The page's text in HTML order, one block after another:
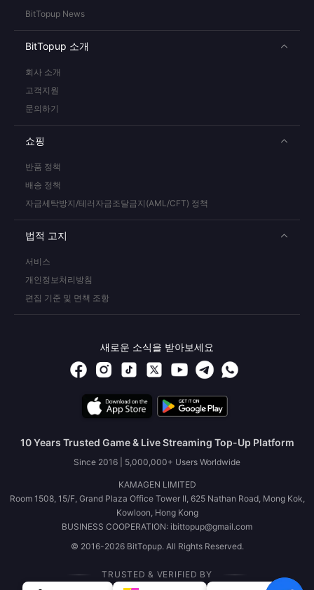
BitTopup News
BitTopup 소개
회사 소개
고객지원
문의하기
쇼핑
반품 정책
배송 정책
자금세탁방지/테러자금조달금지(AML/CFT) 정책
법적 고지
서비스
개인정보처리방침
편집 기준 및 면책 조항
새로운 소식을 받아보세요
10 Years Trusted Game & Live Streaming Top-Up Platform
Since 2016 | 5,000,000+ Users Worldwide
KAMAGEN LIMITED
Room 1508, 15/F, Grand Plaza Office Tower II, 625 Nathan Road, Mong Kok,
Kowloon, Hong Kong
BUSINESS COOPERATION: ibittopup@gmail.com
© 2016-2026 BitTopup. All Rights Reserved.
TRUSTED & VERIFIED BY